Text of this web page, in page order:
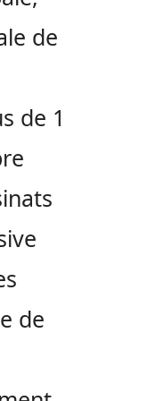
de
de 1
de